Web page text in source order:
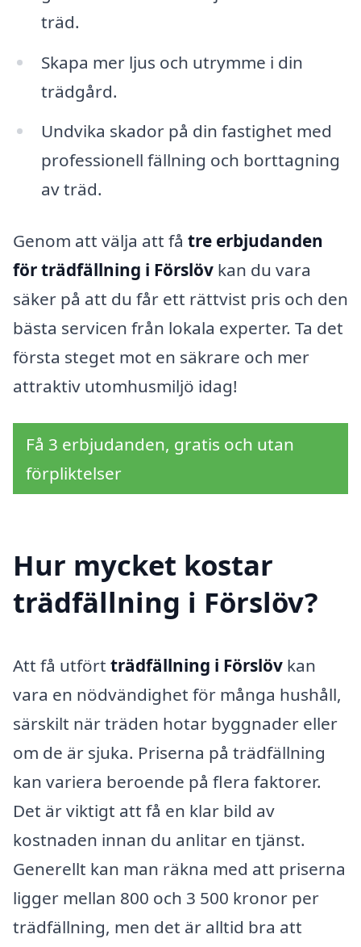
träd.
Skapa mer ljus och utrymme i din
trädgård.
Undvika skador på din fastighet med
professionell fällning och borttagning
av träd.
Genom att välja att få tre erbjudanden
för trädfällning i Förslöv kan du vara
säker på att du får ett rättvist pris och den
bästa servicen från lokala experter. Ta det
första steget mot en säkrare och mer
attraktiv utomhusmiljö idag!
Få 3 erbjudanden, gratis och utan
förpliktelser
Hur mycket kostar
trädfällning i Förslöv?
Att få utfört trädfällning i Förslöv kan
vara en nödvändighet för många hushåll,
särskilt när träden hotar byggnader eller
om de är sjuka. Priserna på trädfällning
kan variera beroende på flera faktorer.
Det är viktigt att få en klar bild av
kostnaden innan du anlitar en tjänst.
Generellt kan man räkna med att priserna
ligger mellan 800 och 3 500 kronor per
trädfällning, men det är alltid bra att